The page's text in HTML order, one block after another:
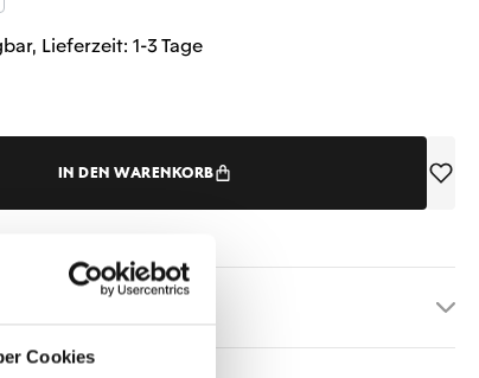
Cookies
Lieferzeit: 1-3 Tage
IN DEN WARENKORB